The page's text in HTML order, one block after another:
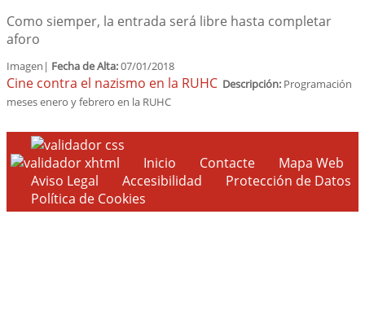
Como siemper, la entrada será libre hasta completar
aforo
Imagen| Fecha de Alta:07/01/2018
Cine contra el nazismo en la RUHC Descripción: Programación
meses enero y febrero en la RUHC
Inicio Contacte
Mapa Web
Aviso Legal
Accesibilidad
Protección de Datos
Política de Cookies